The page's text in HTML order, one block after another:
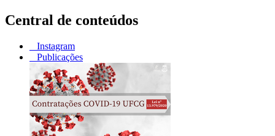
Central de conteúdos
Instagram
Publicações